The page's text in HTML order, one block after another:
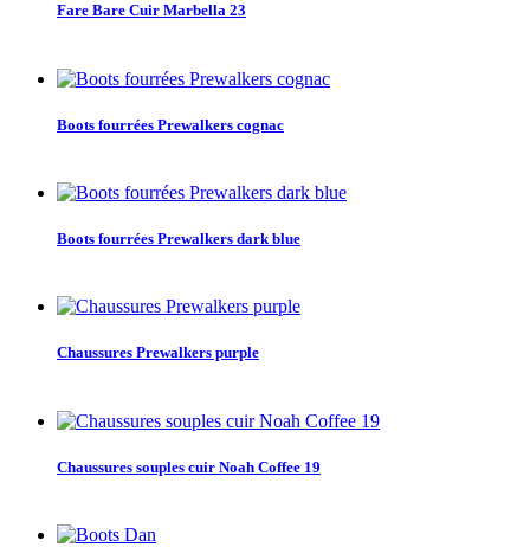
Fare Bare Cuir Marbella 23
Boots fourrées Prewalkers cognac
Boots fourrées Prewalkers dark blue
Chaussures Prewalkers purple
Chaussures souples cuir Noah Coffee 19